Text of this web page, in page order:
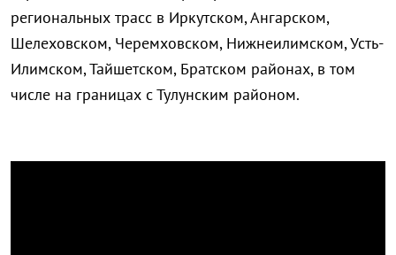
региональных трасс в Иркутском, Ангарском,
Шелеховском, Черемховском, Нижнеилимском, Усть-
Илимском, Тайшетском, Братском районах, в том
числе на границах с Тулунским районом.